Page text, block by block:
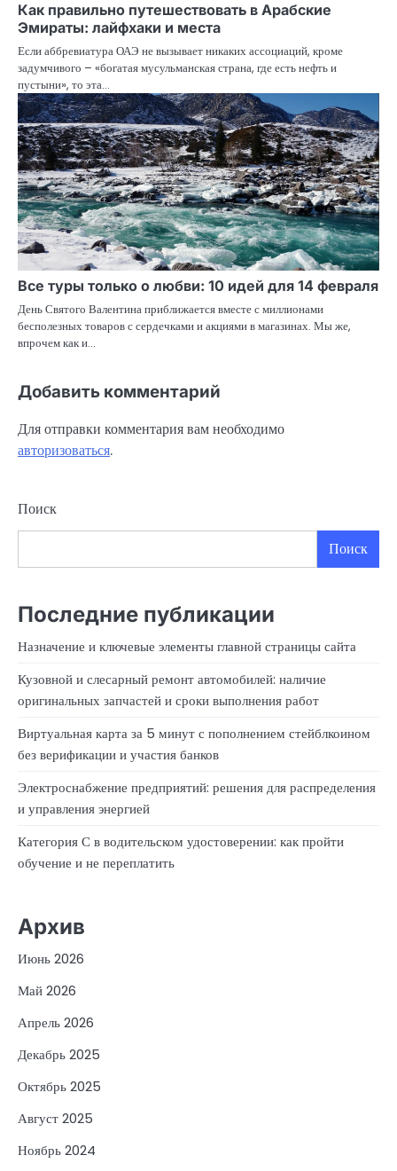
Как правильно путешествовать в Арабские
Эмираты: лайфхаки и места
Если аббревиатура ОАЭ не вызывает никаких ассоциаций, кроме
задумчивого – «богатая мусульманская страна, где есть нефть и
пустыни», то эта…
Все туры только о любви: 10 идей для 14 февраля
День Святого Валентина приближается вместе с миллионами
бесполезных товаров с сердечками и акциями в магазинах. Мы же,
впрочем как и…
Добавить комментарий
Для отправки комментария вам необходимо
авторизоваться.
Поиск
Поиск
Последние публикации
Назначение и ключевые элементы главной страницы сайта
Кузовной и слесарный ремонт автомобилей: наличие
оригинальных запчастей и сроки выполнения работ
Виртуальная карта за 5 минут с пополнением стейблкоином
без верификации и участия банков
Электроснабжение предприятий: решения для распределения
и управления энергией
Категория С в водительском удостоверении: как пройти
обучение и не переплатить
Архив
Июнь 2026
Май 2026
Апрель 2026
Декабрь 2025
Октябрь 2025
Август 2025
Ноябрь 2024